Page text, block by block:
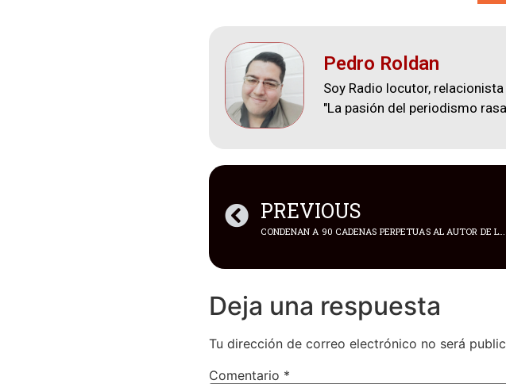
Pedro Roldan
Soy Radio locutor,
"La pasión del periodismo
PREVIOUS
Deja una respuesta
Tu dirección de correo electrónico no será
Comentario *